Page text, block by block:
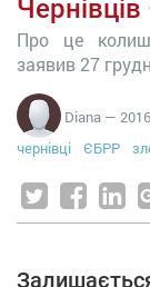
Про це
заявив 27
Diana —
чернівці
ЄБРР